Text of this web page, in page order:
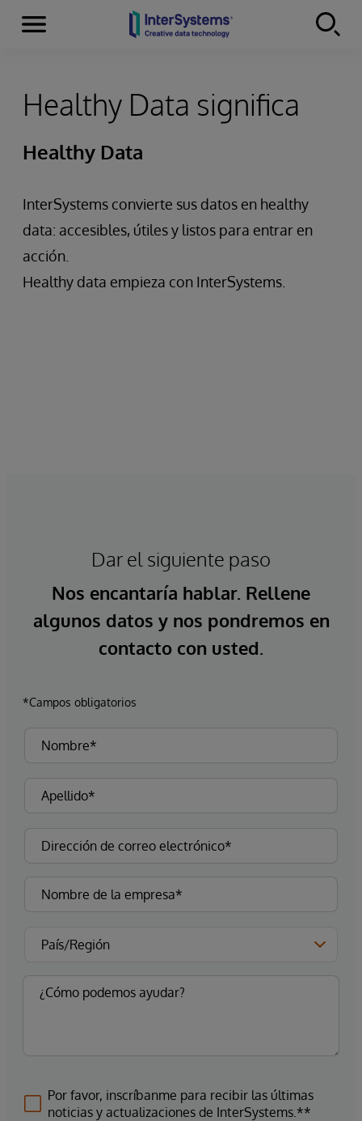
Skip to content
Secciones
Healthy Data significa
Healthy Data
InterSystems convierte sus datos en healthy
data: accesibles, útiles y listos para entrar en
acción.
Healthy data empieza con InterSystems.
Dar el siguiente paso
Nos encantaría hablar. Rellene
algunos datos y nos pondremos en
contacto con usted.
*Campos obligatorios
Por favor, inscríbanme para recibir las últimas
noticias y actualizaciones de InterSystems.**